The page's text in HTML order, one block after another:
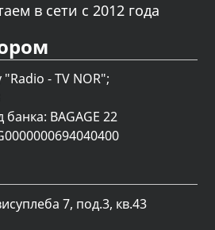
в сети с 2012 года
- TV NOR";
BAGAGE 22
7, под.3, кв.43